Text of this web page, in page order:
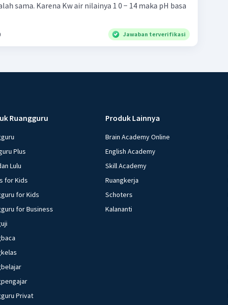
sama. Karena Kw air nilainya 1 0 − 14 maka pH basa
Jawaban terverifikasi
Ruangguru
Plus
Lulu
for Kids
for Kids
for Business
Privat
Produk Lainnya
Brain Academy Online
English Academy
Skill Academy
Ruangkerja
Schoters
Kalananti